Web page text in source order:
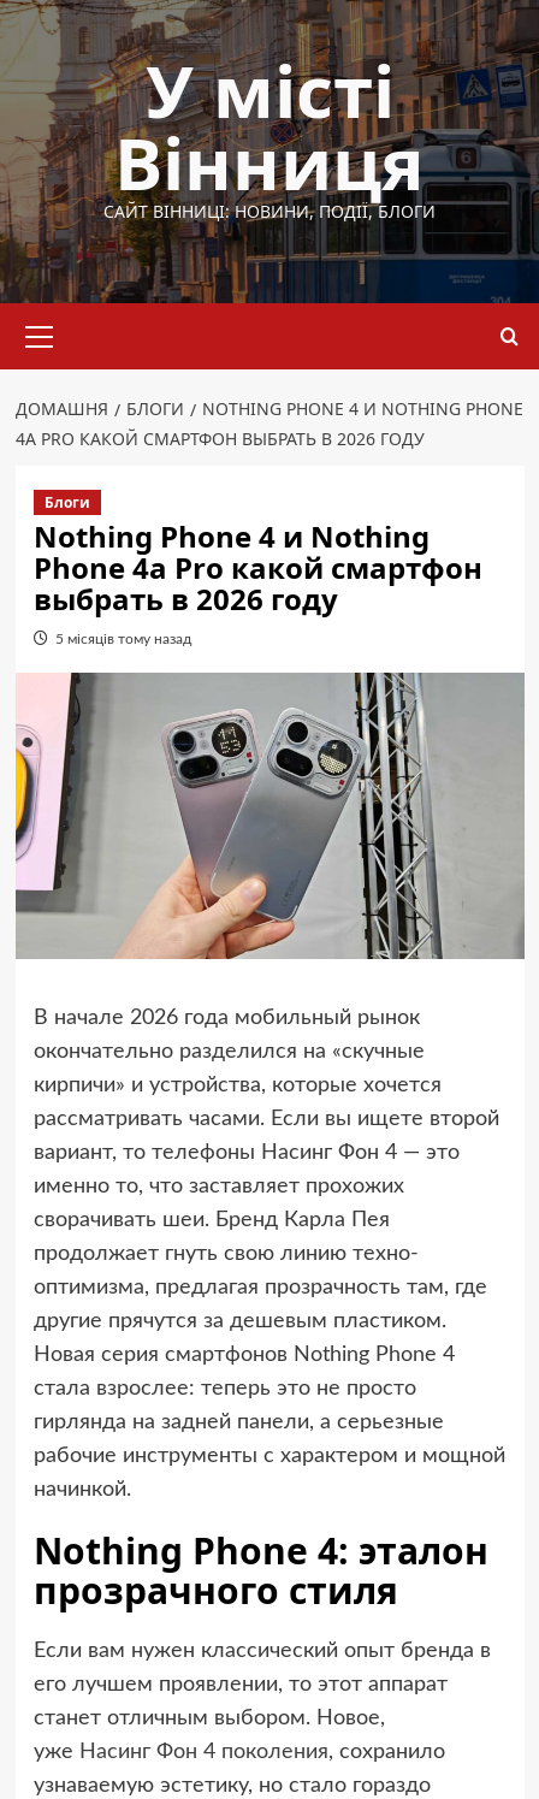
Перейти
до
вмісту
У місті
Вінниця
САЙТ ВІННИЦІ: НОВИНИ, ПОДІЇ, БЛОГИ
меню
ДОМАШНЯ БЛОГИ
NOTHING PHONE 4 И NOTHING PHONE
4A PRO КАКОЙ СМАРТФОН ВЫБРАТЬ В 2026 ГОДУ
Блоги
Nothing Phone 4 и Nothing
Phone 4a Pro какой смартфон
выбрать в 2026 году
5 місяців тому назад
В начале 2026 года мобильный рынок
окончательно разделился на «скучные
кирпичи» и устройства, которые хочется
рассматривать часами. Если вы ищете второй
вариант, то телефоны Насинг Фон 4 — это
именно то, что заставляет прохожих
сворачивать шеи. Бренд Карла Пея
продолжает гнуть свою линию техно-
оптимизма, предлагая прозрачность там, где
другие прячутся за дешевым пластиком.
Новая серия смартфонов Nothing Phone 4
стала взрослее: теперь это не просто
гирлянда на задней панели, а серьезные
рабочие инструменты с характером и мощной
начинкой.
Nothing Phone 4: эталон
прозрачного стиля
Если вам нужен классический опыт бренда в
его лучшем проявлении, то этот аппарат
станет отличным выбором. Новое,
уже Насинг Фон 4 поколения, сохранило
узнаваемую эстетику, но стало гораздо